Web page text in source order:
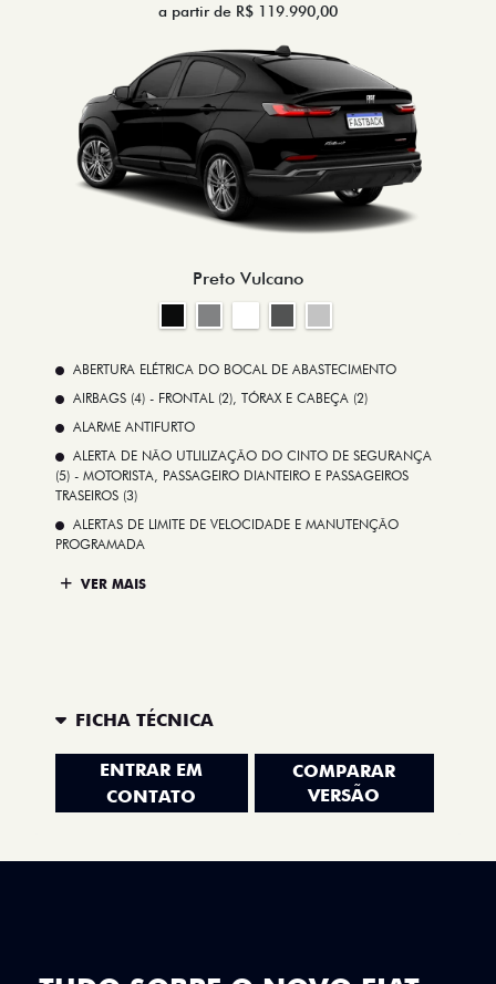
a partir de R$ 119.990,00
Preto Vulcano
ABERTURA ELÉTRICA DO BOCAL DE ABASTECIMENTO
AIRBAGS (4) - FRONTAL (2), TÓRAX E CABEÇA (2)
ALARME ANTIFURTO
ALERTA DE NÃO UTLILIZAÇÃO DO CINTO DE SEGURANÇA
(5) - MOTORISTA, PASSAGEIRO DIANTEIRO E PASSAGEIROS
TRASEIROS (3)
ALERTAS DE LIMITE DE VELOCIDADE E MANUTENÇÃO
PROGRAMADA
VER MAIS
FICHA TÉCNICA
ENTRAR EM
CONTATO
COMPARAR
VERSÃO